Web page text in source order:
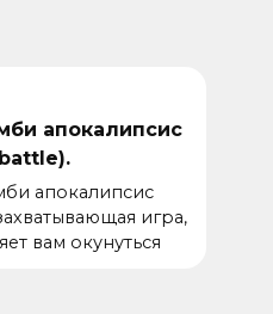
апокалипсис
апокалипсис
игра,
вам окунуться